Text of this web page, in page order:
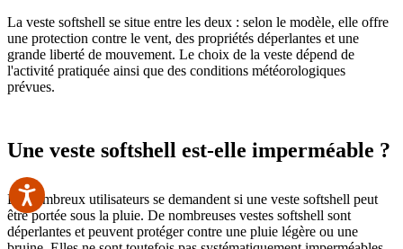
La veste softshell se situe entre les deux : selon le modèle, elle offre
une protection contre le vent, des propriétés déperlantes et une
grande liberté de mouvement. Le choix de la veste dépend de
l'activité pratiquée ainsi que des conditions météorologiques
prévues.
Une veste softshell est-elle imperméable ?
De nombreux utilisateurs se demandent si une veste softshell peut
être portée sous la pluie. De nombreuses vestes softshell sont
déperlantes et peuvent protéger contre une pluie légère ou une